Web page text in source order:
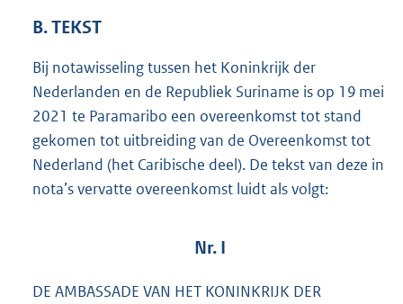
B. TEKST
Bij notawisseling tussen het Koninkrijk der
Nederlanden en de Republiek Suriname is op 19 mei
2021 te Paramaribo een overeenkomst tot stand
gekomen tot uitbreiding van de Overeenkomst tot
Nederland (het Caribische deel). De tekst van deze in
nota’s vervatte overeenkomst luidt als volgt:
Nr. I
DE AMBASSADE VAN HET KONINKRIJK DER